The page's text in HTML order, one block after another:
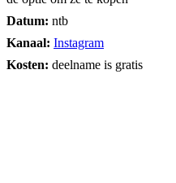
Datum: ntb
Kanaal: Instagram
Kosten: deelname is gratis